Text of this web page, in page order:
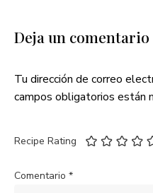
Deja un comentario
Tu dirección de correo
campos obligatorios están
Recipe Rating
Comentario *